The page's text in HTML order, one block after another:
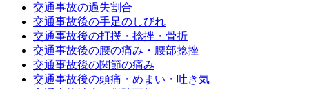
交通事故の過失割合
交通事故後の手足のしびれ
交通事故後の打撲・捻挫・骨折
交通事故後の腰の痛み・腰部捻挫
交通事故後の関節の痛み
交通事故後の頭痛・めまい・吐き気